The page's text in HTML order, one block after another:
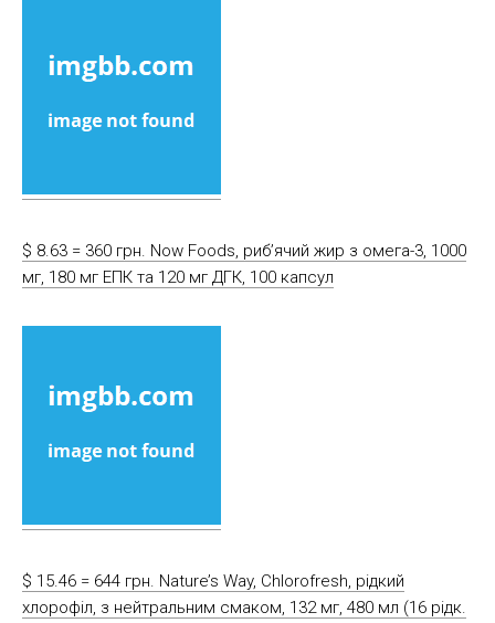
$ 8.63 = 360 грн. Now Foods, риб’ячий жир з омега-3, 1000
мг, 180 мг ЕПК та 120 мг ДГК, 100 капсул
$ 15.46 = 644 грн. Nature’s Way, Chlorofresh, рідкий
хлорофіл, з нейтральним смаком, 132 мг, 480 мл (16 рідк.